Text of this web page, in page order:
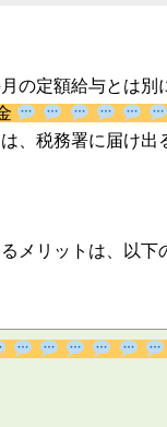
の定額給与とは別
ては、税務署に届
メリットは、以下